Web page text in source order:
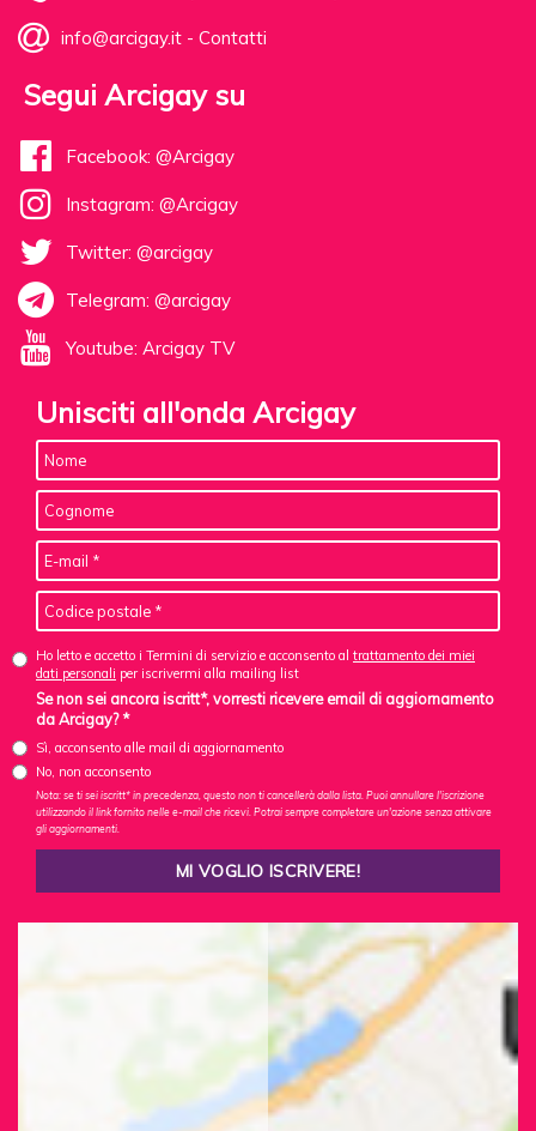
info@arcigay.it - Contatti
Segui Arcigay su
Facebook: @Arcigay
Instagram: @Arcigay
Twitter: @arcigay
Telegram: @arcigay
Youtube: Arcigay TV
Unisciti all'onda Arcigay
Ho letto e accetto i Termini di servizio e acconsento al trattamento dei miei
dati personali per iscrivermi alla mailing list
Se non sei ancora iscritt*, vorresti ricevere email di aggiornamento
da Arcigay? *
Sì, acconsento alle mail di aggiornamento
No, non acconsento
Nota: se ti sei iscritt* in precedenza, questo non ti cancellerà dalla lista. Puoi annullare l'iscrizione
utilizzando il link fornito nelle e-mail che ricevi. Potrai sempre completare un'azione senza attivare
gli aggiornamenti.